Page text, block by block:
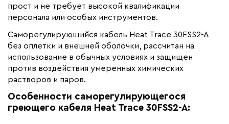
прост и не требует высокой квалификации
персонала или особых инструментов.
Саморегулирующийся кабель Heat Trace 30FSS2-A
без оплетки и внешней оболочки, рассчитан на
использование в обычных условиях и защищен
против воздействия умеренных химических
растворов и паров.
Особенности саморегулирующегося
греющего кабеля Heat Trace 30FSS2-A: